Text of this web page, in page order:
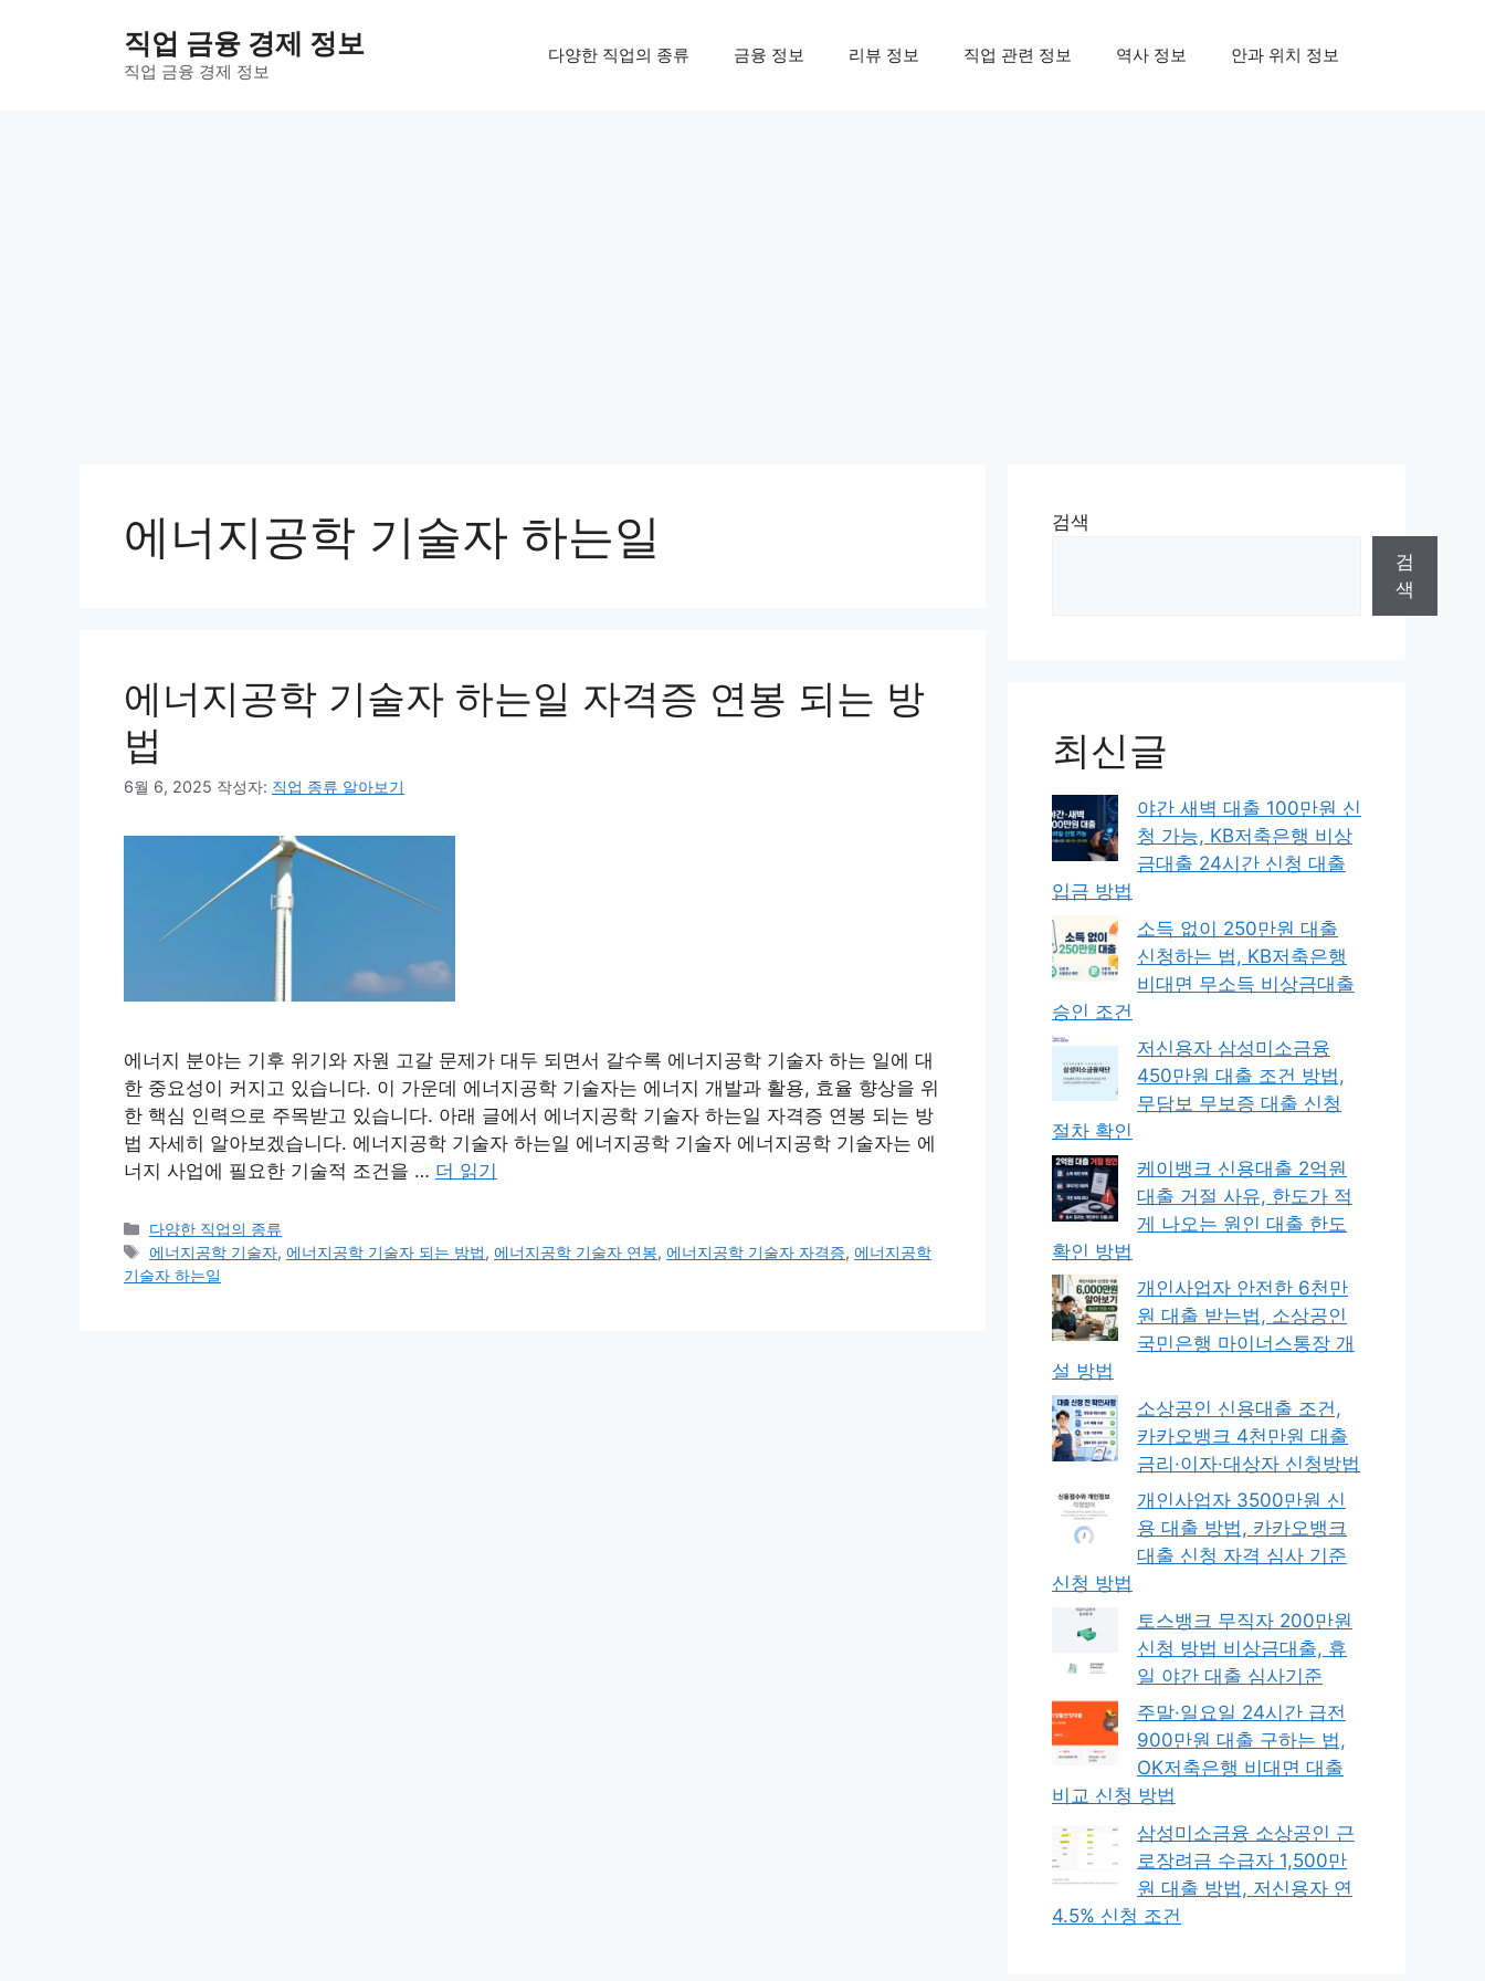
직업 금융 경제 정보
직업 금융 경제 정보
다양한 직업의 종류 금융 정보 리뷰 정보 직업 관련 정보 역사 정보 안과 위치 정보
에너지공학 기술자 하는일
에너지공학 기술자 하는일 자격증 연봉 되는 방
법
6월 6, 2025 작성자: 직업 종류 알아보기
에너지 분야는 기후 위기와 자원 고갈 문제가 대두 되면서 갈수록 에너지공학 기술자 하는 일에 대
한 중요성이 커지고 있습니다. 이 가운데 에너지공학 기술자는 에너지 개발과 활용, 효율 향상을 위
한 핵심 인력으로 주목받고 있습니다. 아래 글에서 에너지공학 기술자 하는일 자격증 연봉 되는 방
법 자세히 알아보겠습니다. 에너지공학 기술자 하는일 에너지공학 기술자 에너지공학 기술자는 에
너지 사업에 필요한 기술적 조건을 … 더 읽기
카
테
고
다양한 직업의 종류
태
그
에너지공학 기술자,에너지공학 기술자 되는 방법,에너지공학 기술자 연봉,에너지공학 기술자 자격증,에너지공학
기술자 하는일
검색
검
색
최신글
야간 새벽 대출 100만원 신
청 가능, KB저축은행 비상
금대출 24시간 신청 대출
입금 방법
소득 없이 250만원 대출
신청하는 법, KB저축은행
비대면 무소득 비상금대출
승인 조건
저신용자 삼성미소금융
450만원 대출 조건 방법,
무담보 무보증 대출 신청
절차 확인
케이뱅크 신용대출 2억원
대출 거절 사유, 한도가 적
게 나오는 원인 대출 한도
확인 방법
개인사업자 안전한 6천만
원 대출 받는법, 소상공인
국민은행 마이너스통장 개
설 방법
소상공인 신용대출 조건,
카카오뱅크 4천만원 대출
금리·이자·대상자 신청방법
개인사업자 3500만원 신
용 대출 방법, 카카오뱅크
대출 신청 자격 심사 기준
신청 방법
토스뱅크 무직자 200만원
신청 방법 비상금대출, 휴
일 야간 대출 심사기준
주말·일요일 24시간 급전
900만원 대출 구하는 법,
OK저축은행 비대면 대출
비교 신청 방법
삼성미소금융 소상공인 근
로장려금 수급자 1,500만
원 대출 방법, 저신용자 연
4.5% 신청 조건